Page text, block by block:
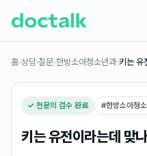
홈›상담·질문›한방소아청소년과›키는 유
✓ 전문의 검수 완료 #한방소아청
키는 유전이라는데 맞